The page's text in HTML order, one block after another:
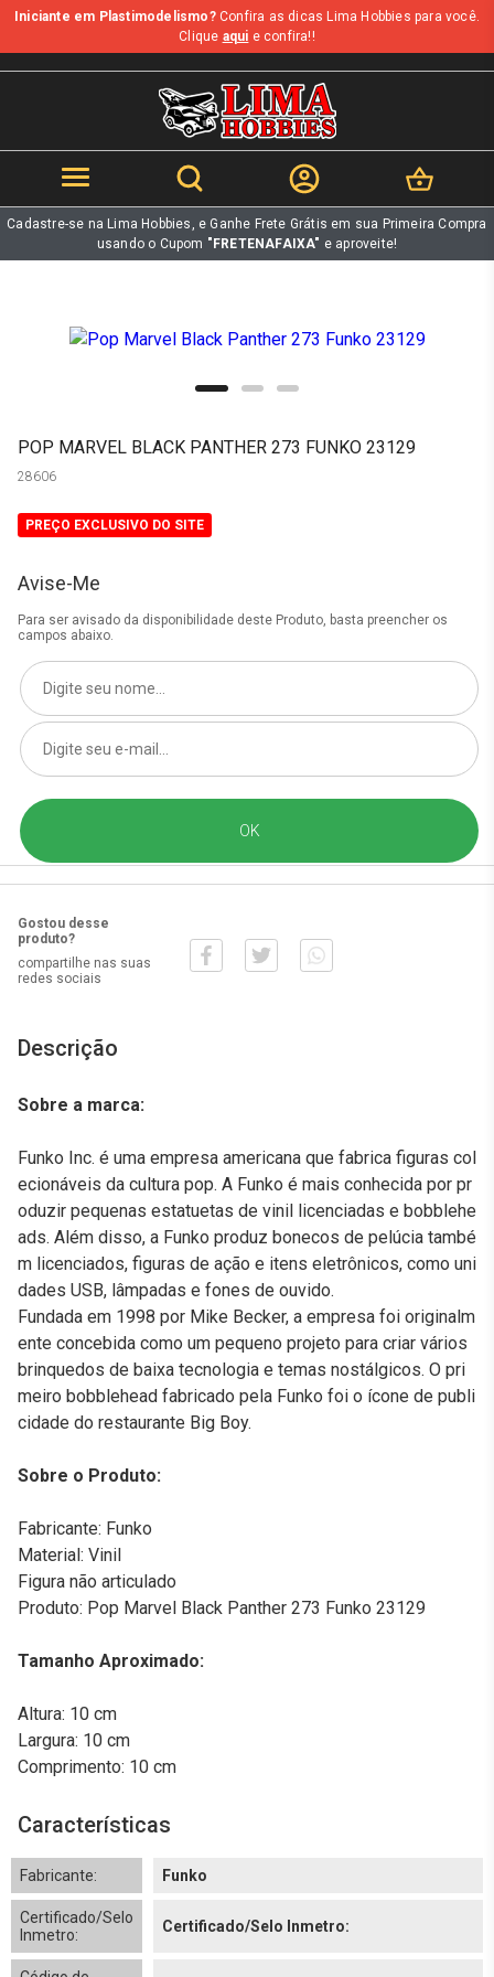
b
Iniciante em Plastimodelismo?Confira as dicas Lima Hobbies para você.
Clique aqui e confira!!
Cadastre-se na Lima Hobbies, e Ganhe Frete Grátis em sua Primeira Compra
usando o Cupom "FRETENAFAIXA" e aproveite!
POP MARVEL BLACK PANTHER 273 FUNKO 23129
28606
PREÇO EXCLUSIVO DO SITE
Avise-Me
Para ser avisado da disponibilidade deste Produto, basta preencher os
campos abaixo.
Gostou desse
produto?
compartilhe nas suas
redes sociais
Descrição
Sobre a marca:
Funko Inc. é uma empresa americana que fabrica figuras col
ecionáveis da cultura pop. A Funko é mais conhecida por pr
oduzir pequenas estatuetas de vinil licenciadas e bobblehe
ads. Além disso, a Funko produz bonecos de pelúcia també
m licenciados, figuras de ação e itens eletrônicos, como uni
dades USB, lâmpadas e fones de ouvido.
Fundada em 1998 por Mike Becker, a empresa foi originalm
ente concebida como um pequeno projeto para criar vários
brinquedos de baixa tecnologia e temas nostálgicos. O pri
meiro bobblehead fabricado pela Funko foi o ícone de publi
cidade do restaurante Big Boy.
Sobre o Produto:
Fabricante: Funko
Material: Vinil
Figura não articulado
Produto: Pop Marvel Black Panther 273 Funko 23129
Tamanho Aproximado:
Altura: 10 cm
Largura: 10 cm
Comprimento: 10 cm
Características
Fabricante: Funko
Certificado/Selo
Inmetro:
Certificado/Selo Inmetro: